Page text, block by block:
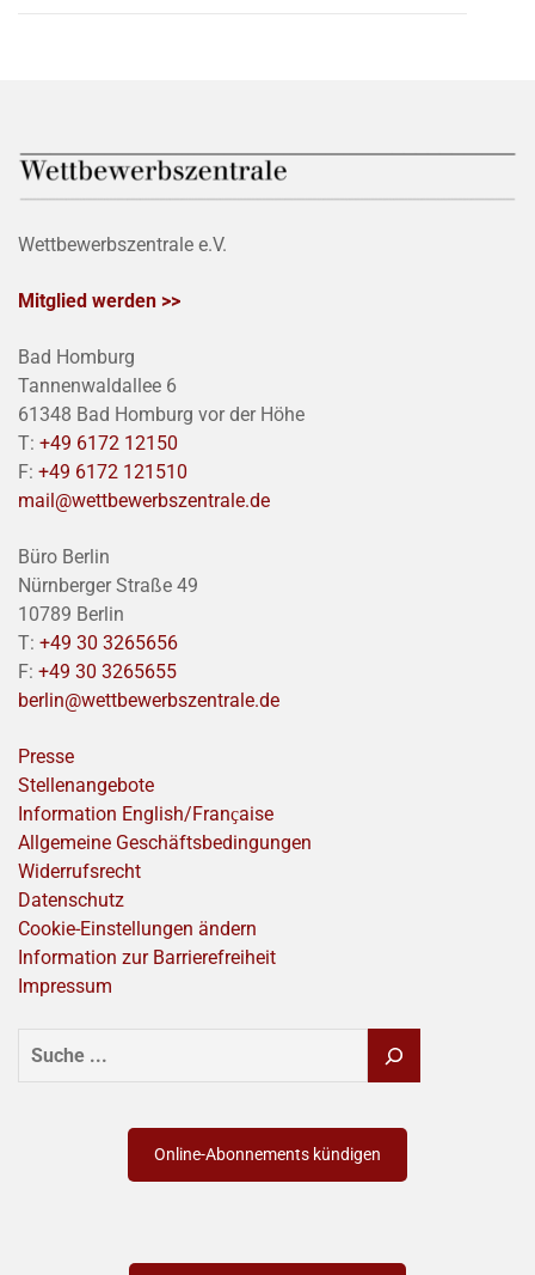
Wettbewerbszentrale e.V.
Mitglied werden >>
Bad Homburg
Tannenwaldallee 6
61348 Bad Homburg vor der Höhe
T: +49 6172 12150
F: +49 6172 121510
mail@wettbewerbszentrale.de
Büro Berlin
Nürnberger Straße 49
10789 Berlin
T: +49 30 3265656
F: +49 30 3265655
berlin@wettbewerbszentrale.de
Presse
Stellenangebote
Information English/Franҫaise
Allgemeine Geschäftsbedingungen
Widerrufsrecht
Datenschutz
Cookie-Einstellungen ändern
Information zur Barrierefreiheit
Impressum
SUCHEN
Online-Abonnements kündigen